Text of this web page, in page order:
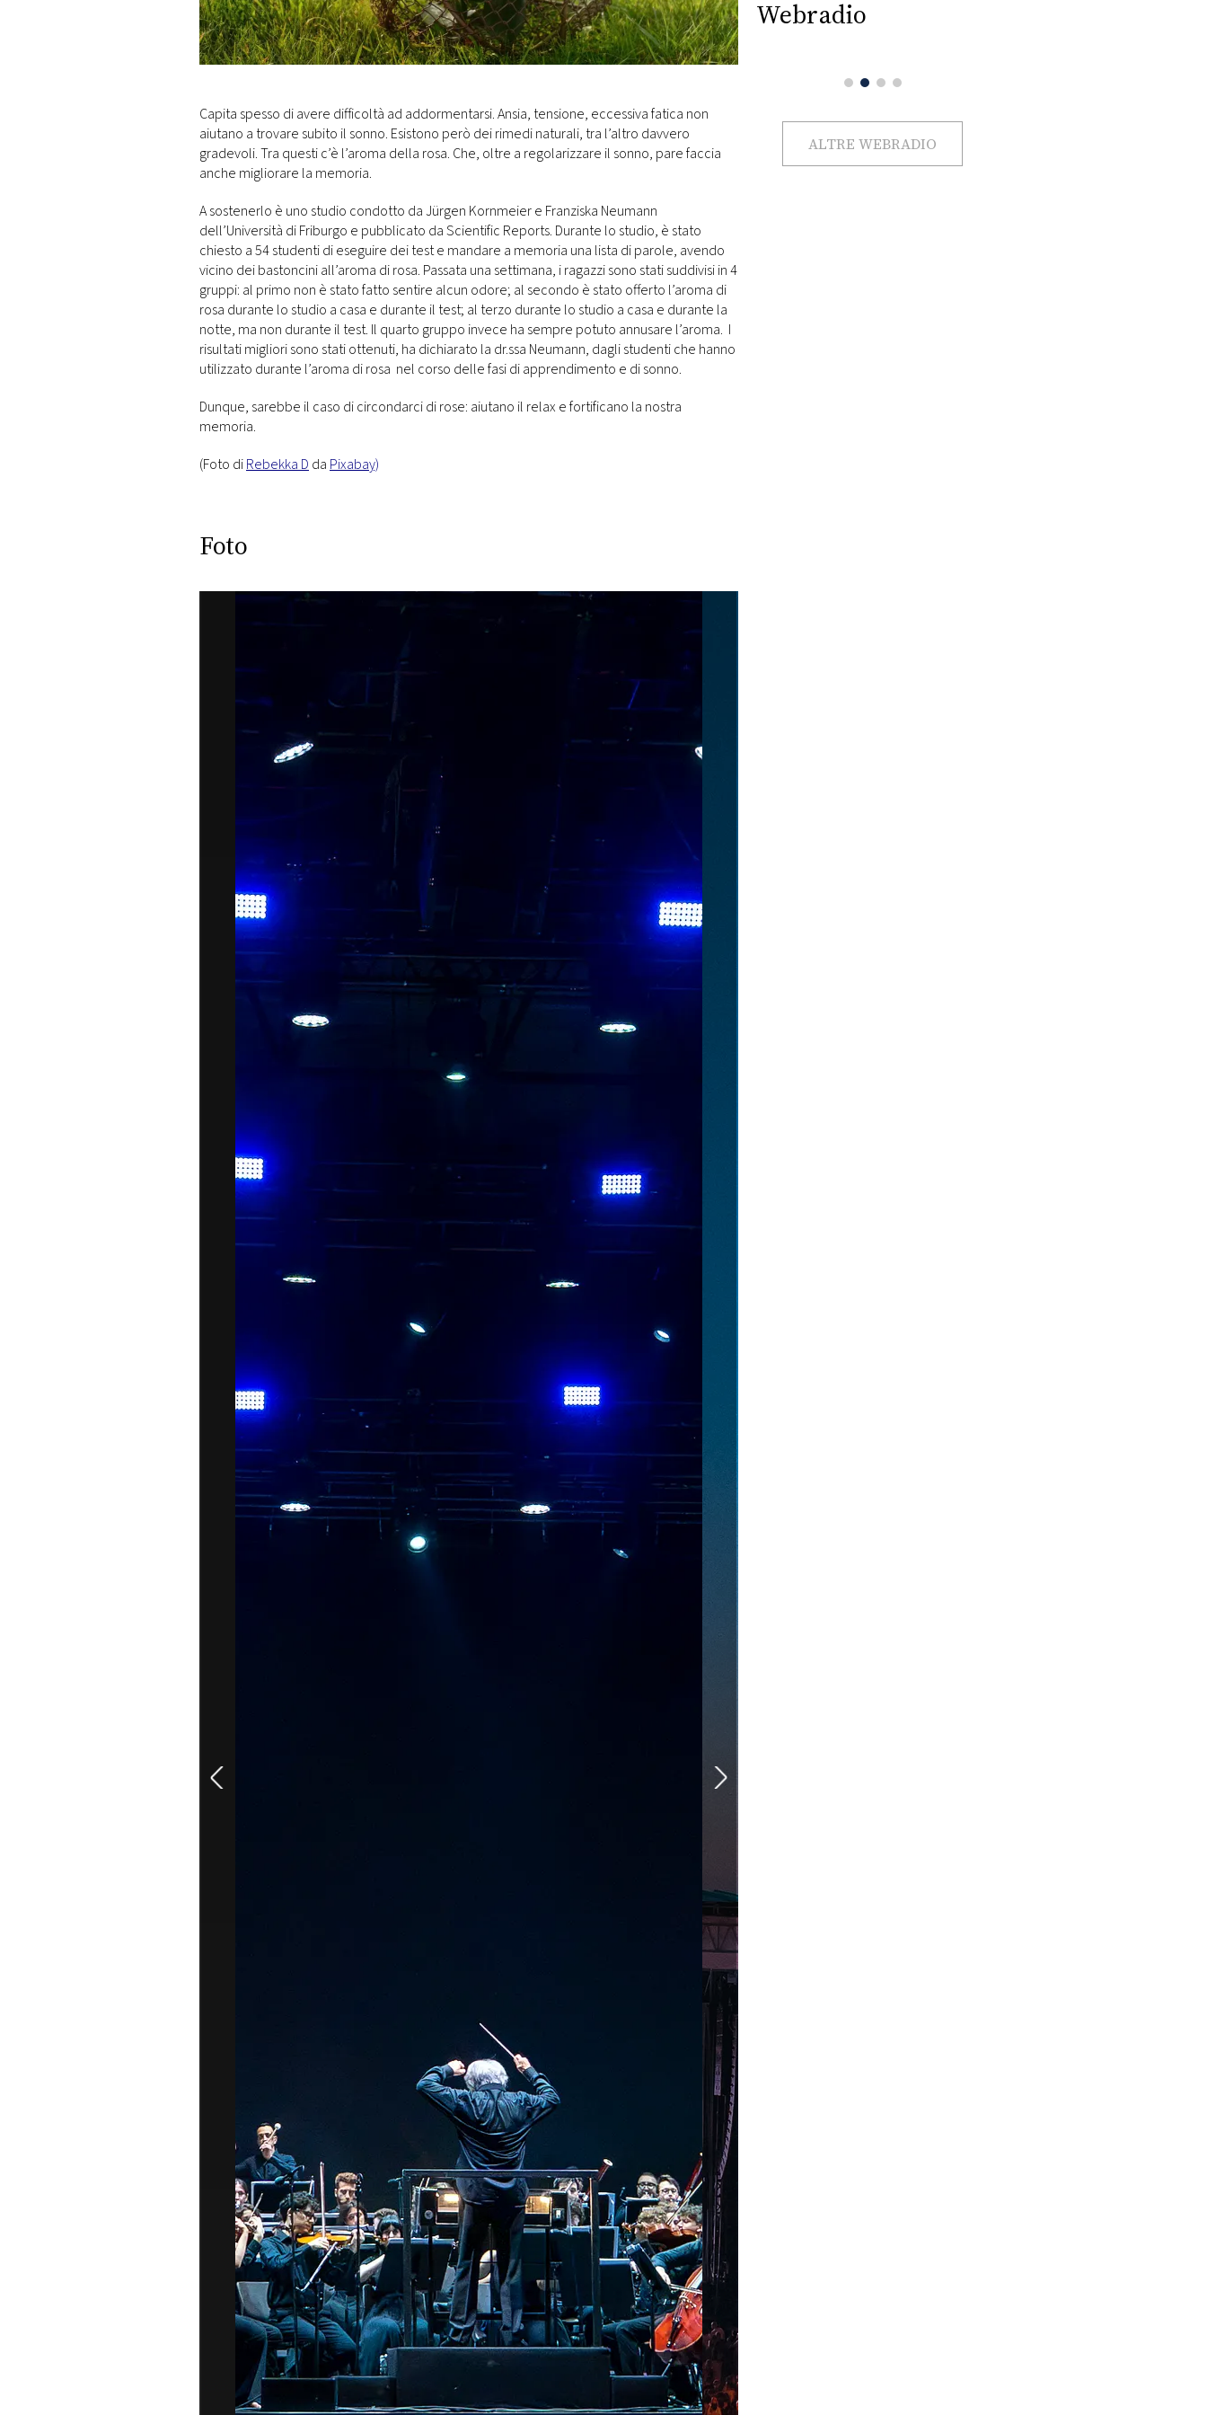
DI
MONACO
Capita spesso di avere difficoltà ad addormentarsi. Ansia, tensione, eccessiva fatica non
aiutano a trovare subito il sonno. Esistono però dei rimedi naturali, tra l’altro davvero
gradevoli. Tra questi c’è l’aroma della rosa. Che, oltre a regolarizzare il sonno, pare faccia
anche migliorare la memoria.
A sostenerlo è uno studio condotto da Jürgen Kornmeier e Franziska Neumann
dell’Università di Friburgo e pubblicato da Scientific Reports. Durante lo studio, è stato
chiesto a 54 studenti di eseguire dei test e mandare a memoria una lista di parole, avendo
vicino dei bastoncini all’aroma di rosa. Passata una settimana, i ragazzi sono stati suddivisi in 4
gruppi: al primo non è stato fatto sentire alcun odore; al secondo è stato offerto l’aroma di
rosa durante lo studio a casa e durante il test; al terzo durante lo studio a casa e durante la
notte, ma non durante il test. Il quarto gruppo invece ha sempre potuto annusare l’aroma. I
risultati migliori sono stati ottenuti, ha dichiarato la dr.ssa Neumann, dagli studenti che hanno
utilizzato durante l’aroma di rosa nel corso delle fasi di apprendimento e di sonno.
Dunque, sarebbe il caso di circondarci di rose: aiutano il relax e fortificano la nostra
memoria.
(Foto diRebekka D da Pixabay)
Foto
Webradio
ALTRE WEBRADIO